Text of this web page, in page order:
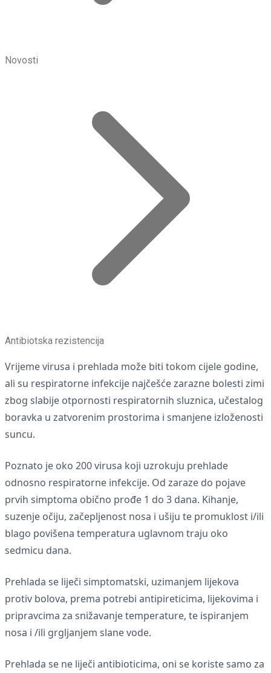
Novosti
Antibiotska rezistencija
Vrijeme virusa i prehlada može biti tokom cijele godine,
ali su respiratorne infekcije najčešće zarazne bolesti zimi
zbog slabije otpornosti respiratornih sluznica, učestalog
boravka u zatvorenim prostorima i smanjene izloženosti
suncu.
Poznato je oko 200 virusa koji uzrokuju prehlade
odnosno respiratorne infekcije. Od zaraze do pojave
prvih simptoma obično prođe 1 do 3 dana. Kihanje,
suzenje očiju, začepljenost nosa i ušiju te promuklost i/ili
blago povišena temperatura uglavnom traju oko
sedmicu dana.
Prehlada se liječi simptomatski, uzimanjem lijekova
protiv bolova, prema potrebi antipireticima, lijekovima i
pripravcima za snižavanje temperature, te ispiranjem
nosa i /ili grgljanjem slane vode.
Prehlada se ne liječi antibioticima, oni se koriste samo za